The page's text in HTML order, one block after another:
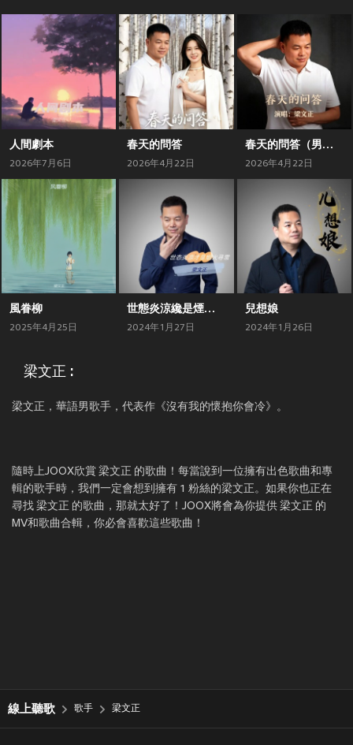
人間劇本
2026年7月6日
春天的問答
2026年4月22日
春天的問答（男聲版）
2026年4月22日
風眷柳
2025年4月25日
世態炎涼纔是煙火尋常
2024年1月27日
兒想娘
2024年1月26日
梁文正 :
梁文正，華語男歌手，代表作《沒有我的懷抱你會冷》。
隨時上JOOX欣賞 梁文正 的歌曲！每當說到一位擁有出色歌曲和專
輯的歌手時，我們一定會想到擁有 1 粉絲的梁文正。如果你也正在
尋找 梁文正 的歌曲，那就太好了！JOOX將會為你提供 梁文正 的
MV和歌曲合輯，你必會喜歡這些歌曲！
線上聽歌 歌手 梁文正